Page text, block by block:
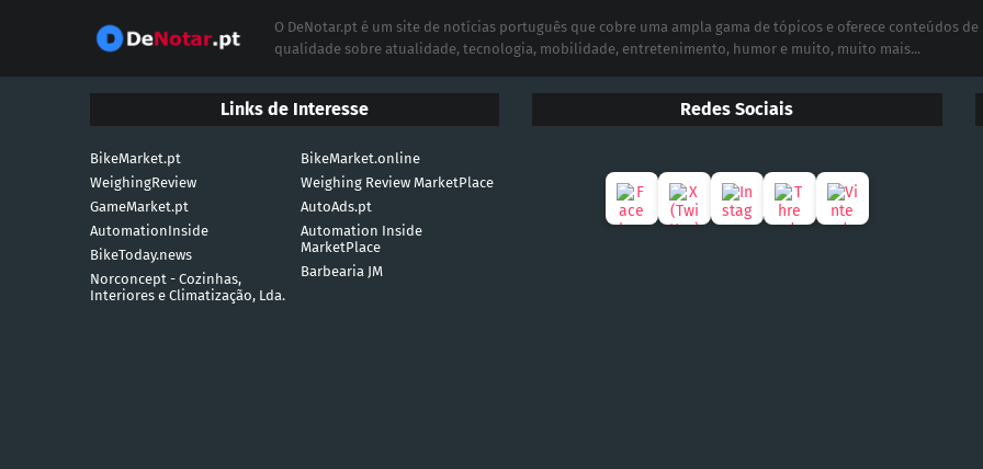
O DeNotar.pt é um site de notícias português que cobre uma ampla gama de tópicos e oferece conteúdos de
qualidade sobre atualidade, tecnologia, mobilidade, entretenimento, humor e muito, muito mais...
Links de Interesse
BikeMarket.pt
BikeMarket.online
WeighingReview
Weighing Review MarketPlace
GameMarket.pt
AutoAds.pt
AutomationInside
Automation Inside
MarketPlace
BikeToday.news
Barbearia JM
Norconcept - Cozinhas,
Interiores e Climatização, Lda.
Redes Sociais